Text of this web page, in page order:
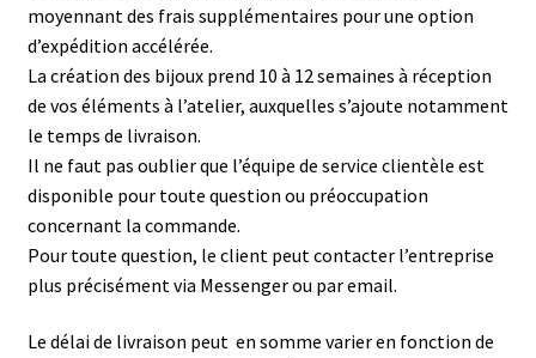
moyennant des frais supplémentaires pour une option
d’expédition accélérée.
La création des bijoux prend 10 à 12 semaines à réception
de vos éléments à l’atelier, auxquelles s’ajoute notamment
le temps de livraison.
Il ne faut pas oublier que l’équipe de service clientèle est
disponible pour toute question ou préoccupation
concernant la commande.
Pour toute question, le client peut contacter l’entreprise
plus précisément via Messenger ou par email.
Le délai de livraison peut en somme varier en fonction de